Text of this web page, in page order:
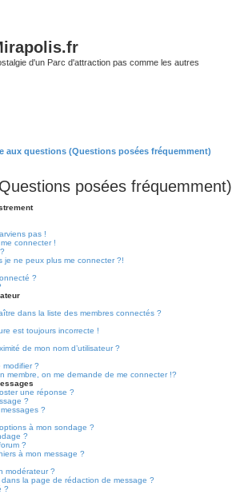
d'un Parc d'attraction pas comme les autres
aux questions (Questions posées fréquemment)
posées fréquemment)
pas !
connecter !
je ne peux plus me connecter ?!
?
dans la liste des membres connectés ?
est toujours incorrecte !
de mon nom d’utilisateur ?
modifier ?
membre, on me demande de me connecter !?
une réponse ?
?
?
à mon sondage ?
?
?
à mon message ?
modérateur ?
la page de rédaction de message ?
?